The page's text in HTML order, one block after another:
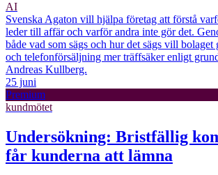
AI
Svenska Agaton vill hjälpa företag att förstå
leder till affär och varför andra inte gör det.
både vad som sägs och hur det sägs vill bolaget
och telefonförsäljning mer träffsäker enligt
Andreas Kullberg.
25 juni
Premium
kundmötet
Undersökning: Bristfällig
får kunderna att lämna